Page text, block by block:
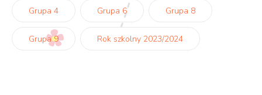
Grupa 4 Grupa 6 Grupa 8
Grupa 9 Rok szkolny 2023/2024